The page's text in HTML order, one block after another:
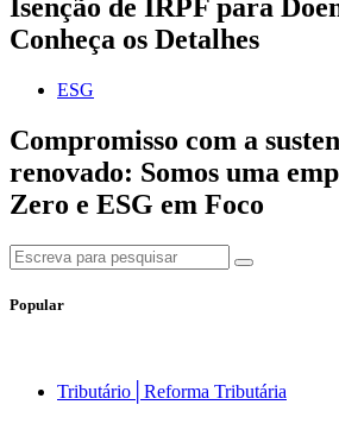
Isenção de IRPF para
Conheça os Detalhes
ESG
Compromisso com a
renovado: Somos uma
Zero e ESG em Foco
Popular
Tributário│Reforma Tributária